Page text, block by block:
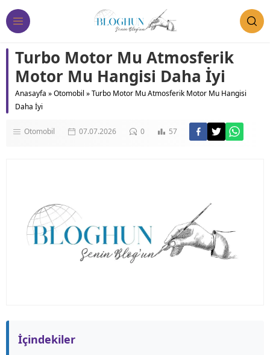
Turbo Motor Mu Atmosferik
Motor Mu Hangisi Daha İyi
Anasayfa »Otomobil »Turbo Motor Mu Atmosferik Motor Mu Hangisi
Daha İyi
Otomobil 07.07.2026 0 57
İçindekiler